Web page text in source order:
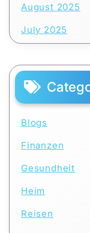
August 2025
July 2025
Blogs
Finanzen
Gesundheit
Heim
Reisen